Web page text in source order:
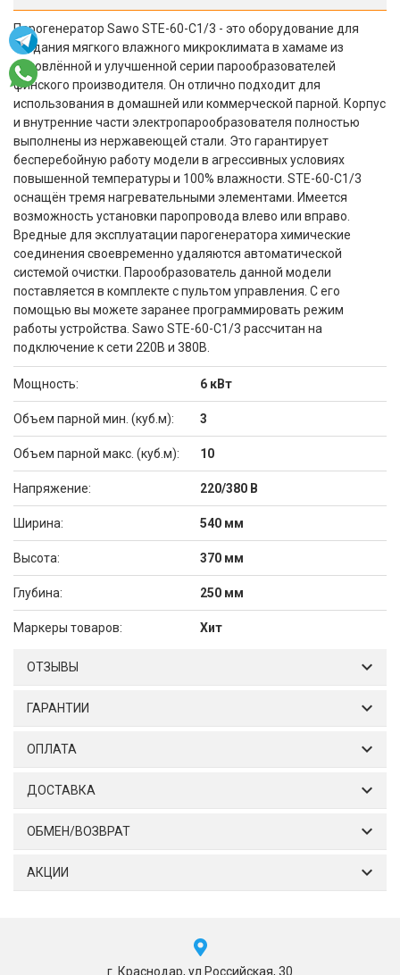
Парогенератор Sawo STE-60-C1/3 - это оборудование для
создания мягкого влажного микроклимата в хамаме из
обновлённой и улучшенной серии парообразователей
финского производителя. Он отлично подходит для
использования в домашней или коммерческой парной. Корпус
и внутренние части электропарообразователя полностью
выполнены из нержавеющей стали. Это гарантирует
бесперебойную работу модели в агрессивных условиях
повышенной температуры и 100% влажности. STE-60-C1/3
оснащён тремя нагревательными элементами. Имеется
возможность установки паропровода влево или вправо.
Вредные для эксплуатации парогенератора химические
соединения своевременно удаляются автоматической
системой очистки. Парообразователь данной модели
поставляется в комплекте с пультом управления. С его
помощью вы можете заранее программировать режим
работы устройства. Sawo STE-60-C1/3 рассчитан на
подключение к сети 220В и 380В.
Мощность: 6 кВт
Объем парной мин. (куб.м): 3
Объем парной макс. (куб.м): 10
Напряжение: 220/380 В
Ширина: 540 мм
Высота: 370 мм
Глубина: 250 мм
Маркеры товаров: Хит
ОТЗЫВЫ
ГАРАНТИИ
ОПЛАТА
ДОСТАВКА
ОБМЕН/ВОЗВРАТ
АКЦИИ
г. Краснодар, ул.Российская, 30